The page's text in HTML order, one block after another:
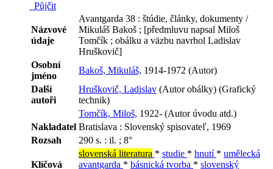
Půjčit
Názvové
údaje
Avantgarda 38 : štúdie, články, dokumenty /
Mikuláš Bakoš ; [předmluvu napsal Miloš
Tomčík ; obálku a väzbu navrhol Ladislav
Hruškovič]
Osobní
jméno
Bakoš, Mikuláš, 1914-1972 (Autor)
Další
autoři
Hruškovič, Ladislav (Autor obálky) (Grafický
technik)
Tomčík, Miloš, 1922- (Autor úvodu atd.)
Nakladatel Bratislava : Slovenský spisovateľ, 1969
Rozsah
290 s. : il. ; 8°
Klíčová
slovenská literatura * studie * hnutí * umělecká
avantgarda * básnická tvorba * slovenský